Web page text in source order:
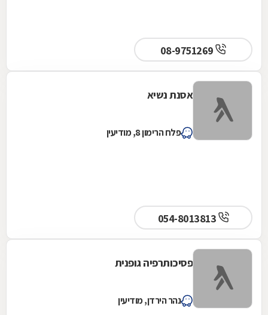
08-9751269
אסנת נשיא
פלח הרימון 8, מודיעין
פסיכותרפיה גופנית
נהר הירדן, מודיעין